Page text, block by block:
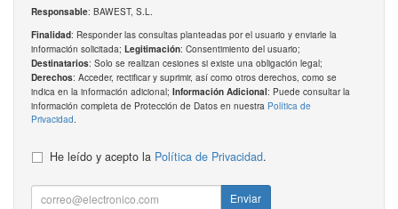
Responsable: BAWEST, S.L.
Finalidad: Responder las consultas planteadas por el usuario y enviarle la
información solicitada; Legitimación: Consentimiento del usuario;
Destinatarios: Solo se realizan cesiones si existe una obligación legal;
Derechos: Acceder, rectificar y suprimir, así como otros derechos, como se
indica en la información adicional; Información Adicional: Puede consultar la
información completa de Protección de Datos en nuestra Política de
Privacidad.
He leído y acepto la Política de Privacidad.
Enviar